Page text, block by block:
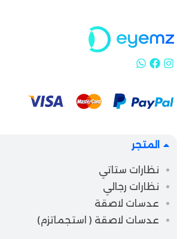
المتجر
نظارات ستاتي
نظارات رجالي
عدسات لاصقة
عدسات لاصقة ( استجماتزم)